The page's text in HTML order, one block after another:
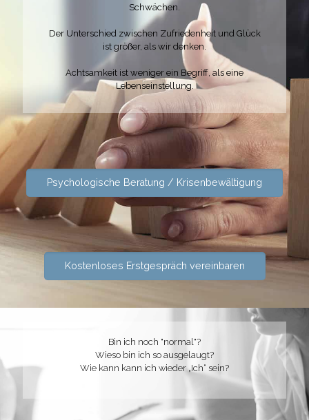
Schwächen.
Der Unterschied zwischen Zufriedenheit und Glück
ist größer, als wir denken.
Achtsamkeit ist weniger ein Begriff, als eine
Lebenseinstellung.
Psychologische Beratung / Krisenbewältigung
Kostenloses Erstgespräch vereinbaren
Bin ich noch "normal"?
Wieso bin ich so ausgelaugt?
Wie kann kann ich wieder „Ich“ sein?